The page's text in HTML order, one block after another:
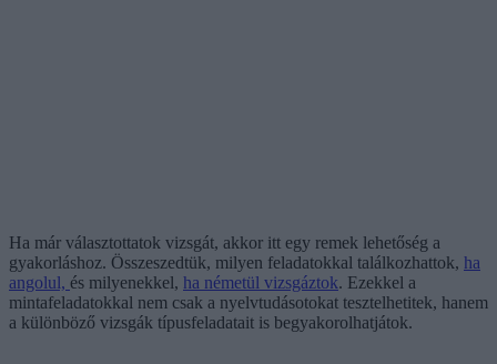
Ha már választottatok vizsgát, akkor itt egy remek lehetőség a
gyakorláshoz. Összeszedtük, milyen feladatokkal találkozhattok, ha
angolul, és milyenekkel, ha németül vizsgáztok. Ezekkel a
mintafeladatokkal nem csak a nyelvtudásotokat tesztelhetitek, hanem
a különböző vizsgák típusfeladatait is begyakorolhatjátok.